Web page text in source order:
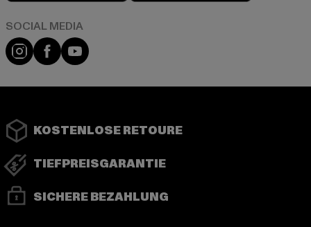
Instagram
FacebookYouTube
KOSTENLOSE RETOURE
TIEFPREISGARANTIE
SICHERE BEZAHLUNG